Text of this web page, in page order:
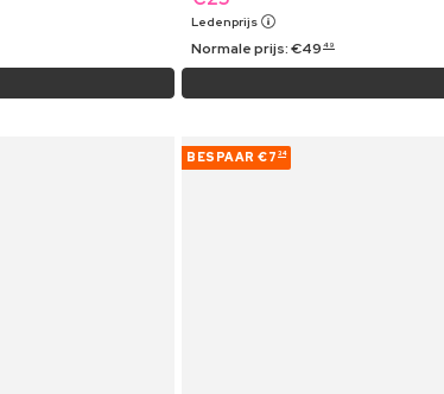
Ledenprijs
Normale prijs:€49 49
BESPAAR €7 34